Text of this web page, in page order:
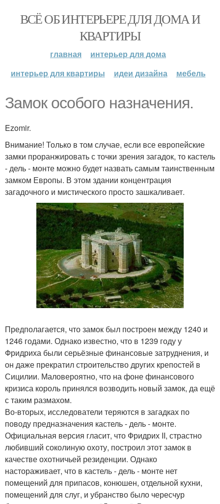
ВСЁ ОБ ИНТЕРЬЕРЕ ДЛЯ ДОМА И
КВАРТИРЫ
главная
интерьер для дома
интерьер для квартиры
идеи дизайна мебель
Замок особого назначения.
Ezomir.
Внимание! Только в том случае, если все европейские
замки проранжировать с точки зрения загадок, то кастель
- дель - монте можно будет назвать самым таинственным
замком Европы. В этом здании концентрация
загадочного и мистического просто зашкаливает.
Предполагается, что замок был построен между 1240 и
1246 годами. Однако известно, что в 1239 году у
Фридриха были серьёзные финансовые затруднения, и
он даже прекратил строительство других крепостей в
Сицилии. Маловероятно, что на фоне финансового
кризиса король принялся возводить новый замок, да ещё
с таким размахом.
Во-вторых, исследователи теряются в загадках по
поводу предназначения кастель - дель - монте.
Официальная версия гласит, что Фридрих II, страстно
любивший соколиную охоту, построил этот замок в
качестве охотничьей резиденции. Однако
настораживает, что в кастель - дель - монте нет
помещений для припасов, конюшен, отдельной кухни,
помещений для слуг, и убранство было чересчур